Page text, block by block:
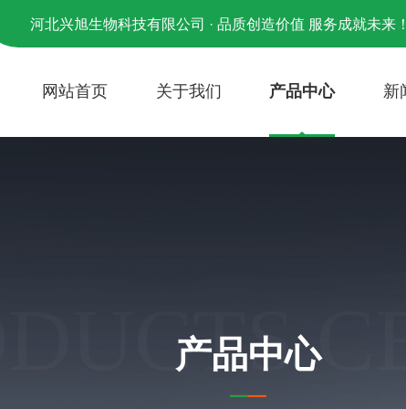
河北兴旭生物科技有限公司 · 品质创造价值 服务成就未来！
网站首页 关于我们 产品中心 新
产品中心